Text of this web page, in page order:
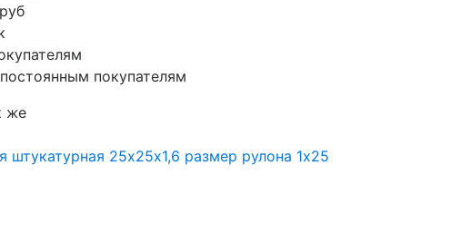
покупателям
же
штукатурная 25х25х1,6 размер рулона 1х25